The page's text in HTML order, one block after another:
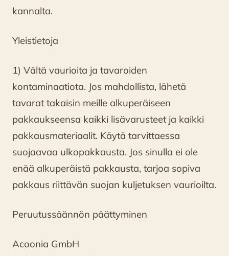
kannalta.
Yleistietoja
1) Vältä vaurioita ja tavaroiden
kontaminaatiota. Jos mahdollista, lähetä
tavarat takaisin meille alkuperäiseen
pakkaukseensa kaikki lisävarusteet ja kaikki
pakkausmateriaalit. Käytä tarvittaessa
suojaavaa ulkopakkausta. Jos sinulla ei ole
enää alkuperäistä pakkausta, tarjoa sopiva
pakkaus riittävän suojan kuljetuksen vaurioilta.
Peruutussäännön päättyminen
Acoonia GmbH